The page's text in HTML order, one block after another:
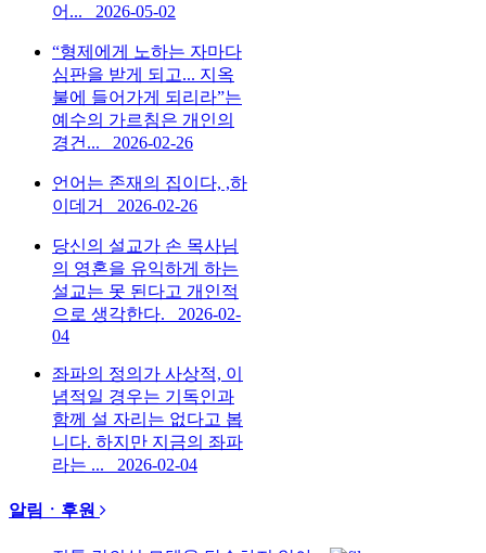
어...
2026-05-02
“형제에게 노하는 자마다
심판을 받게 되고... 지옥
불에 들어가게 되리라”는
예수의 가르침은 개인의
경건...
2026-02-26
언어는 존재의 집이다, ,하
이데거
2026-02-26
당신의 설교가 손 목사님
의 영혼을 유익하게 하는
설교는 못 된다고 개인적
으로 생각한다.
2026-02-
04
좌파의 정의가 사상적, 이
념적일 경우는 기독인과
함께 설 자리는 없다고 봅
니다. 하지만 지금의 좌파
라는 ...
2026-02-04
알림ㆍ후원